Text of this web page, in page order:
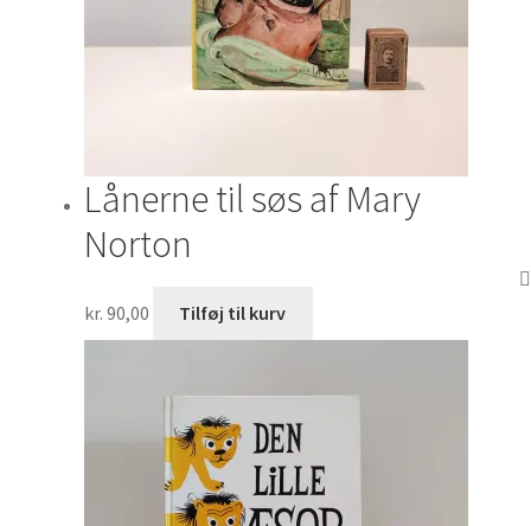
Lånerne til søs af Mary
Norton
kr. 90,00 Tilføj til kurv